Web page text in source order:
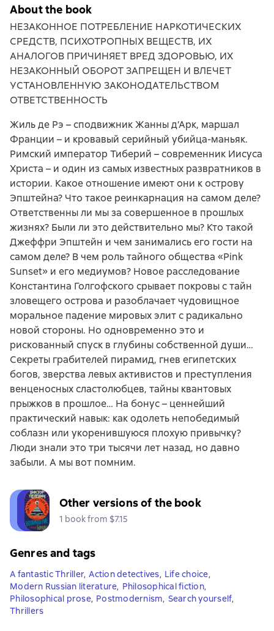
About the book
НЕЗАКОННОЕ ПОТРЕБЛЕНИЕ НАРКОТИЧЕСКИХ
СРЕДСТВ, ПСИХОТРОПНЫХ ВЕЩЕСТВ, ИХ
АНАЛОГОВ ПРИЧИНЯЕТ ВРЕД ЗДОРОВЬЮ, ИХ
НЕЗАКОННЫЙ ОБОРОТ ЗАПРЕЩЕН И ВЛЕЧЕТ
УСТАНОВЛЕННУЮ ЗАКОНОДАТЕЛЬСТВОМ
ОТВЕТСТВЕННОСТЬ
Жиль де Рэ – сподвижник Жанны д’Арк, маршал
Франции – и кровавый серийный убийца-маньяк.
Римский император Тиберий – современник Иисуса
Христа – и один из самых известных развратников в
истории. Какое отношение имеют они к острову
Эпштейна? Что такое реинкарнация на самом деле?
Ответственны ли мы за совершенное в прошлых
жизнях? Были ли это действительно мы? Кто такой
Джеффри Эпштейн и чем занимались его гости на
самом деле? В чем роль тайного общества «Pink
Sunset» и его медиумов? Новое расследование
Константина Голгофского срывает покровы с тайн
зловещего острова и разоблачает чудовищное
моральное падение мировых элит с радикально
новой стороны. Но одновременно это и
рискованный спуск в глубины собственной души…
Секреты грабителей пирамид, гнев египетских
богов, зверства левых активистов и преступления
венценосных сластолюбцев, тайны квантовых
прыжков в прошлое… На бонус – ценнейший
практический навык: как одолеть непобедимый
соблазн или укоренившуюся плохую привычку?
Люди знали это три тысячи лет назад, но давно
забыли. А мы вот помним.
Other versions of the book
1 book from $7.15
Genres and tags
A fantastic Thriller, Action detectives, Life choice,
Modern Russian literature, Philosophical fiction,
Philosophical prose, Postmodernism, Search yourself,
Thrillers